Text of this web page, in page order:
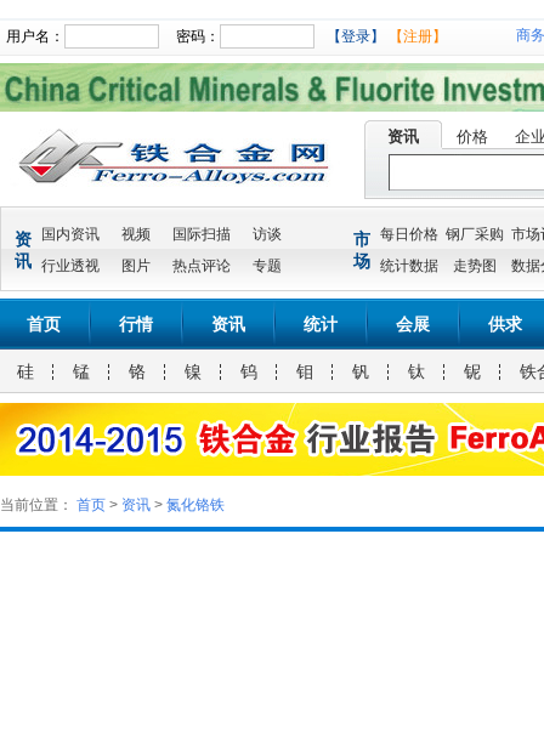
用户名： 密码： 【登录】 【注册】 商
资讯 价格 企
资
讯
国内资讯 视频 国际扫描
访谈
行业透视
图片 热点评论 专题
市
场
每日价格 钢厂采购 市场
统计数据
走势图 数据
首页 行情 资讯 统计 会展 供求
硅 锰 铬 镍 钨 钼 钒 钛 铌 铁
当前位置： 首页 > 资讯 > 氮化铬铁